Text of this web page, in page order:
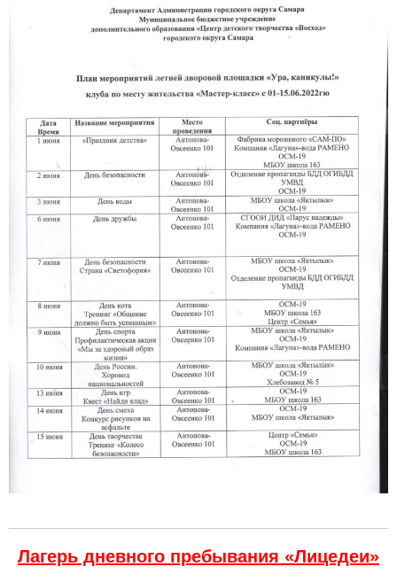
Лагерь дневного пребывания «Лицедеи»